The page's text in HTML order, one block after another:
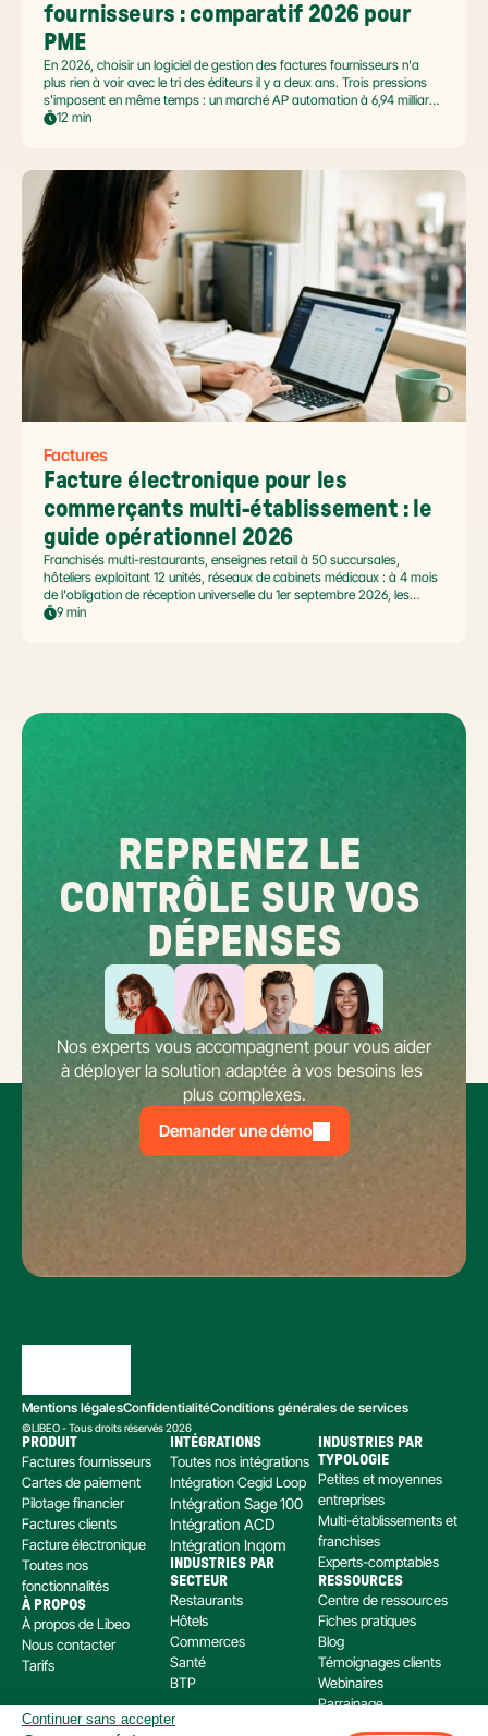
fournisseurs : comparatif 2026 pour
PME
En 2026, choisir un logiciel de gestion des factures fournisseurs n'a
plus rien à voir avec le tri des éditeurs il y a deux ans. Trois pressions
s'imposent en même temps : un marché AP automation à 6,94 milliards
USD en pleine accélération, une réforme facture électronique 2026 qui
de traitement, selon Forrester 2026). Ce comparatif passe en revue 8
outils pertinents pour les PME françaises et le positionnement de Libeo
dans ce paysage en mouvement.
12 min
Factures
Facture électronique pour les
commerçants multi-établissement : le
guide opérationnel 2026
Franchisés multi-restaurants, enseignes retail à 50 succursales,
hôteliers exploitant 12 unités, réseaux de cabinets médicaux : à 4 mois
de l'obligation de réception universelle du 1er septembre 2026, les
commerçants multi-établissement ont un défi spécifique. Ce guide
9 min
REPRENEZ LE
CONTRÔLE SUR VOS
DÉPENSES
Nos experts vous accompagnent pour vous aider
à déployer la solution adaptée à vos besoins les
plus complexes.
Demander une démo
Mentions légalesConfidentialitéConditions générales de services
©LIBEO - Tous droits réservés 2026
PRODUIT
Factures fournisseurs
Cartes de paiement
Pilotage financier
Factures clients
Facture électronique
Toutes nos
fonctionnalités
À PROPOS
À propos de Libeo
Nous contacter
Tarifs
INTÉGRATIONS
Toutes nos intégrations
Intégration Cegid Loop
Intégration Sage 100
Intégration ACD
Intégration Inqom
INDUSTRIES PAR
SECTEUR
Restaurants
Hôtels
Commerces
Santé
BTP
INDUSTRIES PAR
TYPOLOGIE
Petites et moyennes
entreprises
Multi-établissements et
franchises
Experts-comptables
RESSOURCES
Centre de ressources
Fiches pratiques
Blog
Témoignages clients
Webinaires
Parrainage
Continuer sans accepter